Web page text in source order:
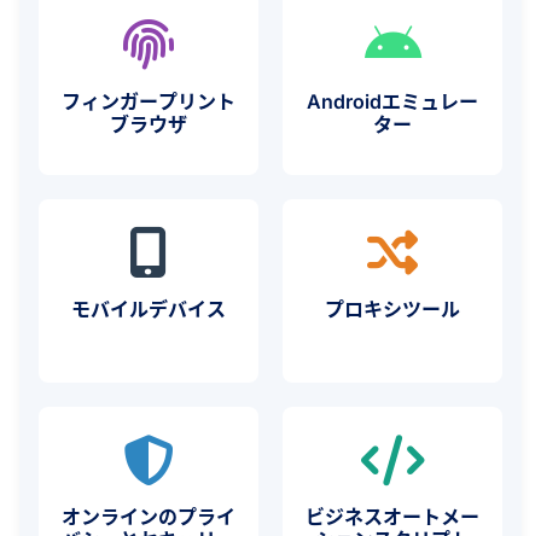
フィンガープリント
ブラウザ
Androidエミュレー
ター
モバイルデバイス プロキシツール
オンラインのプライ
ビジネスオートメー